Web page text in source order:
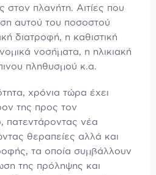
στον πλανήτη. Αιτίες που
αυτού του ποσοστού
διατροφή, η καθιστική
νοσήματα, η ηλικιακή
πληθυσμού κ.α.
χρόνια τώρα έχει
της προς τον
πατεντάροντας νέα
θεραπείες αλλά και
τα οποία συμβάλλουν
της πρόληψης και